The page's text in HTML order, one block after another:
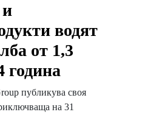
водят
от 1,3
година
публикува своя
на 31